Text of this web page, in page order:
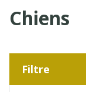
Chiens
Filtre